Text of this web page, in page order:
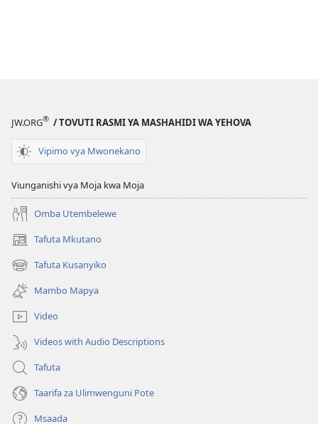
JW.ORG® / TOVUTI RASMI YA MASHAHIDI WA YEHOVA
Vipimo vya Mwonekano
Viunganishi vya Moja kwa Moja
Omba Utembelewe
Tafuta Mkutano
(opens
new
window)
Tafuta Kusanyiko
(opens
new
window)
Mambo Mapya
Video
Videos with Audio Descriptions
Tafuta
Taarifa za Ulimwenguni Pote
Msaada